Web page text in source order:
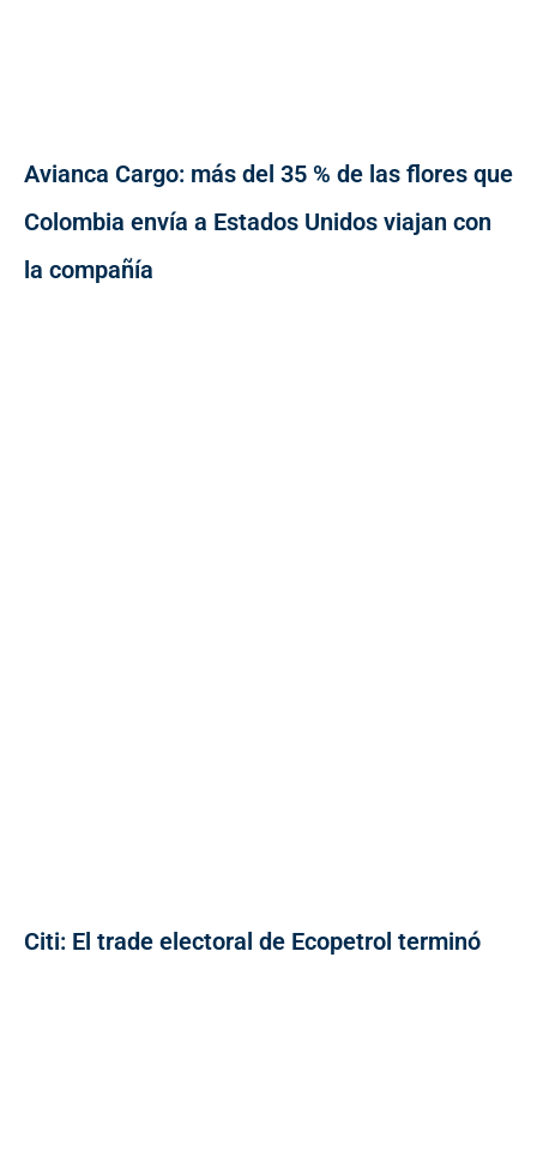
Avianca Cargo: más del 35 % de las flores que
Colombia envía a Estados Unidos viajan con
la compañía
Citi: El trade electoral de Ecopetrol terminó